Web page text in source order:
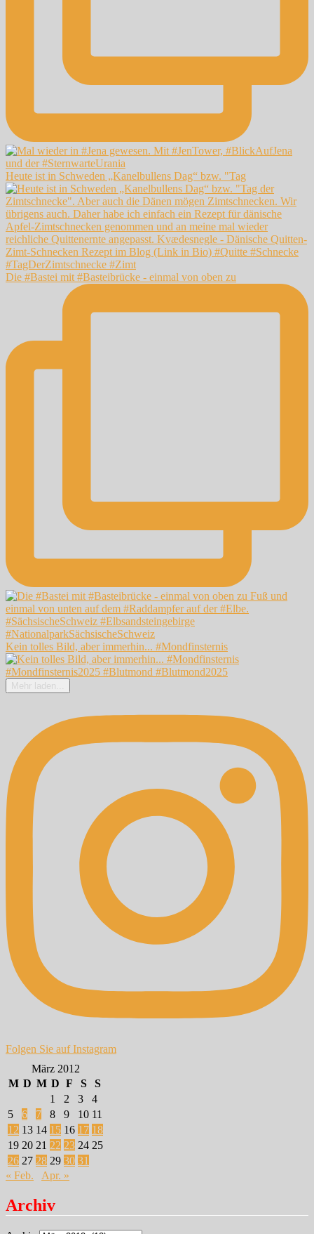
Heute ist in Schweden „Kanelbullens Dag“ bzw. "Tag
Die #Bastei mit #Basteibrücke - einmal von oben zu
Kein tolles Bild, aber immerhin... #Mondfinsternis
Mehr laden...
Folgen Sie auf Instagram
März 2012
M D M D F S
S
1
2 3
4
5
6 7 8 9 10 11
12 13 14 15 16 17 18
19 20 21 22 23 24 25
26 27 28 29 30 31
« Feb.
Apr. »
Archiv